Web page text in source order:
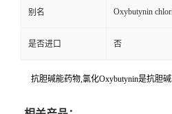
别名 Oxybutynin
是否进口 否
抗胆碱能药物,氯化Oxybutynin是抗胆